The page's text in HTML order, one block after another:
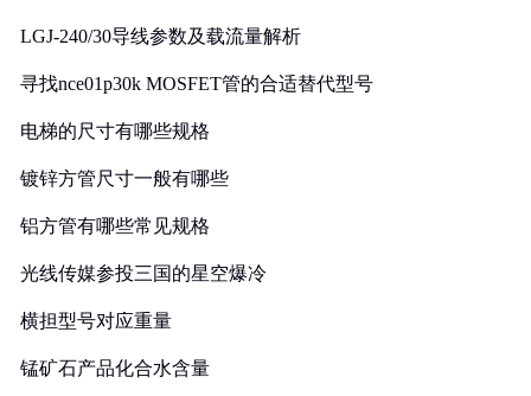
LGJ-240/30导线参数及载流量解析
寻找nce01p30k MOSFET管的合适替代型号
电梯的尺寸有哪些规格
镀锌方管尺寸一般有哪些
铝方管有哪些常见规格
光线传媒参投三国的星空爆冷
横担型号对应重量
锰矿石产品化合水含量